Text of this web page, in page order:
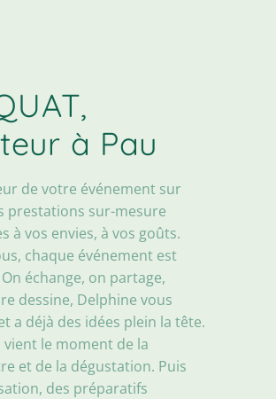
à Pau
de votre événement sur
prestations sur-mesure
à vos envies, à vos goûts.
chaque événement est
échange, on partage,
dessine, Delphine vous
a déjà des idées plein la tête.
vient le moment de la
et de la dégustation. Puis
des préparatifs